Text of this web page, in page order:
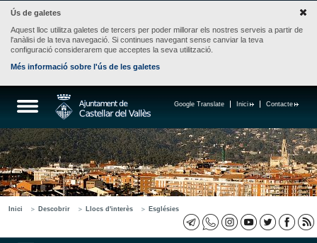
Ús de galetes
Aquest lloc utilitza galetes de tercers per poder millorar els nostres serveis a partir de
l'anàlisi de la teva navegació. Si continues navegant sense canviar la teva
configuració considerarem que acceptes la seva utilització.
Més informació sobre l'ús de les galetes
Contacte
Inici
Google Translate
Inici Descobrir Llocs d'interès Esglésies